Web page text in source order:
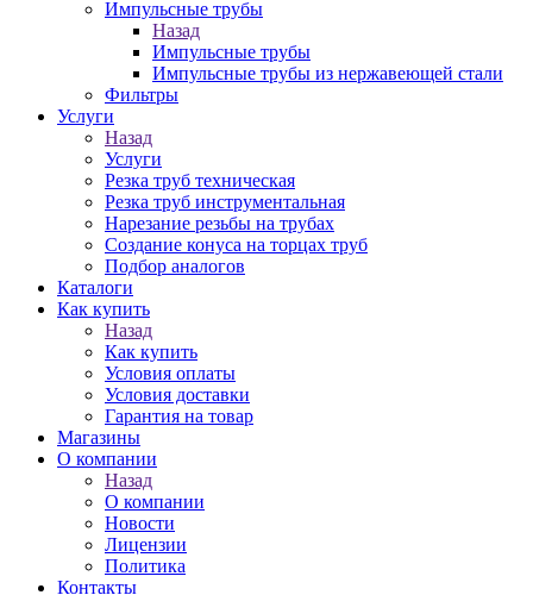
Импульсные трубы
Назад
Импульсные трубы
Импульсные трубы из нержавеющей стали
Фильтры
Услуги
Назад
Услуги
Резка труб техническая
Резка труб инструментальная
Нарезание резьбы на трубах
Создание конуса на торцах труб
Подбор аналогов
Каталоги
Как купить
Назад
Как купить
Условия оплаты
Условия доставки
Гарантия на товар
Магазины
О компании
Назад
О компании
Новости
Лицензии
Политика
Контакты